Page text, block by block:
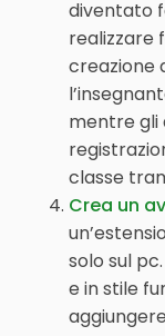
diventato
realizzare
creazione
mentre gli
classe
Crea un
solo sul
e in stile